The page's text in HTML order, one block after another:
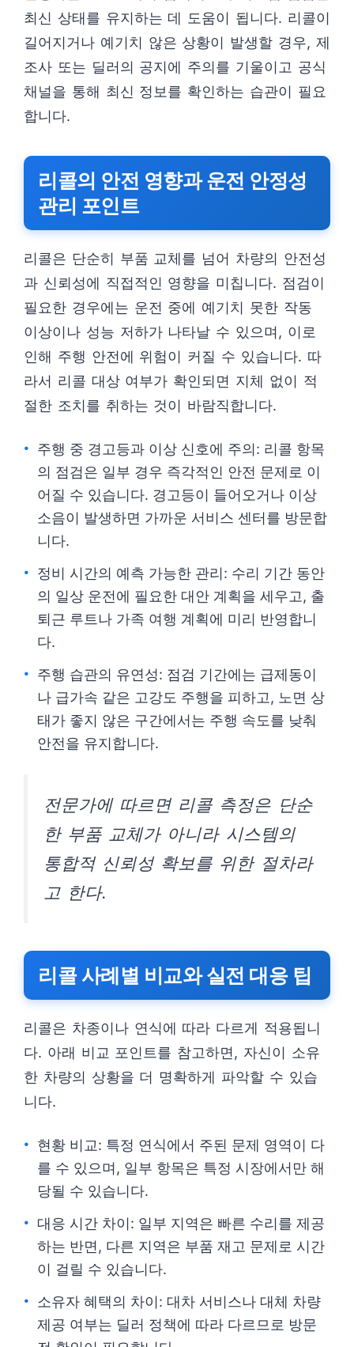
최신 상태를 유지하는 데 도움이 됩니다. 리콜이
길어지거나 예기치 않은 상황이 발생할 경우, 제
조사 또는 딜러의 공지에 주의를 기울이고 공식
채널을 통해 최신 정보를 확인하는 습관이 필요
합니다.
리콜의 안전 영향과 운전 안정성
관리 포인트
리콜은 단순히 부품 교체를 넘어 차량의 안전성
과 신뢰성에 직접적인 영향을 미칩니다. 점검이
필요한 경우에는 운전 중에 예기치 못한 작동
이상이나 성능 저하가 나타날 수 있으며, 이로
인해 주행 안전에 위험이 커질 수 있습니다. 따
라서 리콜 대상 여부가 확인되면 지체 없이 적
절한 조치를 취하는 것이 바람직합니다.
주행 중 경고등과 이상 신호에 주의: 리콜 항목
의 점검은 일부 경우 즉각적인 안전 문제로 이
어질 수 있습니다. 경고등이 들어오거나 이상
소음이 발생하면 가까운 서비스 센터를 방문합
니다.
정비 시간의 예측 가능한 관리: 수리 기간 동안
의 일상 운전에 필요한 대안 계획을 세우고, 출
퇴근 루트나 가족 여행 계획에 미리 반영합니
다.
주행 습관의 유연성: 점검 기간에는 급제동이
나 급가속 같은 고강도 주행을 피하고, 노면 상
태가 좋지 않은 구간에서는 주행 속도를 낮춰
안전을 유지합니다.
전문가에 따르면 리콜 측정은 단순
한 부품 교체가 아니라 시스템의
통합적 신뢰성 확보를 위한 절차라
고 한다.
리콜 사례별 비교와 실전 대응 팁
리콜은 차종이나 연식에 따라 다르게 적용됩니
다. 아래 비교 포인트를 참고하면, 자신이 소유
한 차량의 상황을 더 명확하게 파악할 수 있습
니다.
현황 비교: 특정 연식에서 주된 문제 영역이 다
를 수 있으며, 일부 항목은 특정 시장에서만 해
당될 수 있습니다.
대응 시간 차이: 일부 지역은 빠른 수리를 제공
하는 반면, 다른 지역은 부품 재고 문제로 시간
이 걸릴 수 있습니다.
소유자 혜택의 차이: 대차 서비스나 대체 차량
제공 여부는 딜러 정책에 따라 다르므로 방문